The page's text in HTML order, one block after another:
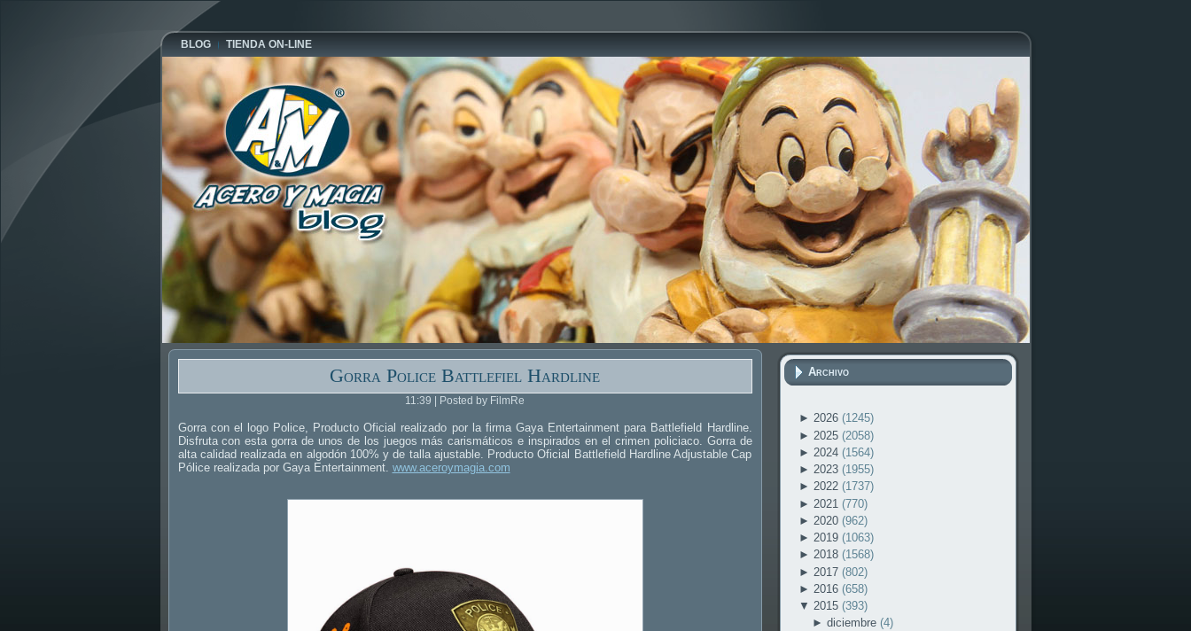
BLOG TIENDA ON-LINE
Gorra Police Battlefiel Hardline
11:39 | Posted by FilmRe
Gorra con el logo Police, Producto Oficial realizado por la firma Gaya Entertainment para Battlefield Hardline.
Disfruta con esta gorra de unos de los juegos más carismáticos e inspirados en el crimen policiaco. Gorra de
alta calidad realizada en algodón 100% y de talla ajustable. Producto Oficial Battlefield Hardline Adjustable Cap
Pólice realizada por Gaya Entertainment. www.aceroymagia.com
Archivo
► 2026 (1245)
► 2025 (2058)
► 2024 (1564)
► 2023 (1955)
► 2022 (1737)
► 2021 (770)
► 2020 (962)
► 2019 (1063)
► 2018 (1568)
► 2017 (802)
► 2016 (658)
▼ 2015 (393)
►diciembre(4)